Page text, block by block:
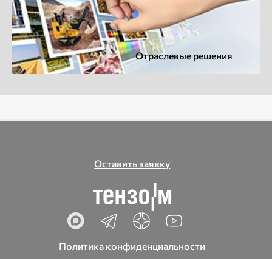
Отраслевые решения
Оставить заявку
Политика конфиденциальности